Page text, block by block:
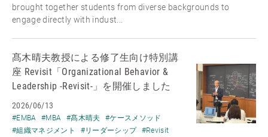
brought together students from diverse backgrounds to
engage directly with indust...
髙木晴夫教授による修了生向け特別講
座 Revisit「Organizational Behavior &
Leadership -Revisit-」を開催しました
2026/06/13
#EMBA #MBA #髙木晴夫
#ケースメソッド
#組織マネジメント
#リーダーシップ #Revisit